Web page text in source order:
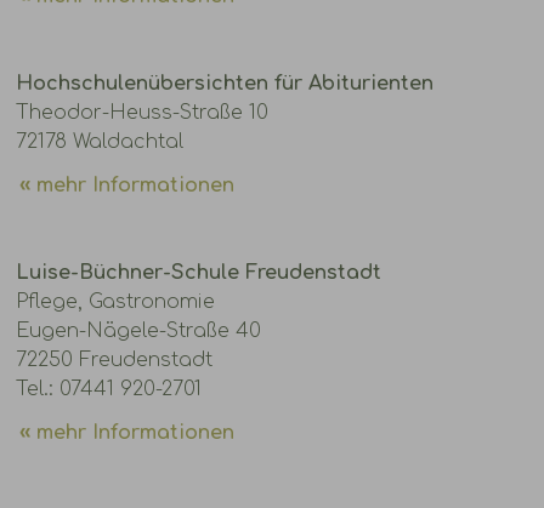
Hochschulenübersichten für Abiturienten
Theodor-Heuss-Straße 10
72178 Waldachtal
mehr Informationen
Luise-Büchner-Schule Freudenstadt
Pflege, Gastronomie
Eugen-Nägele-Straße 40
72250 Freudenstadt
Tel.: 07441 920-2701
mehr Informationen